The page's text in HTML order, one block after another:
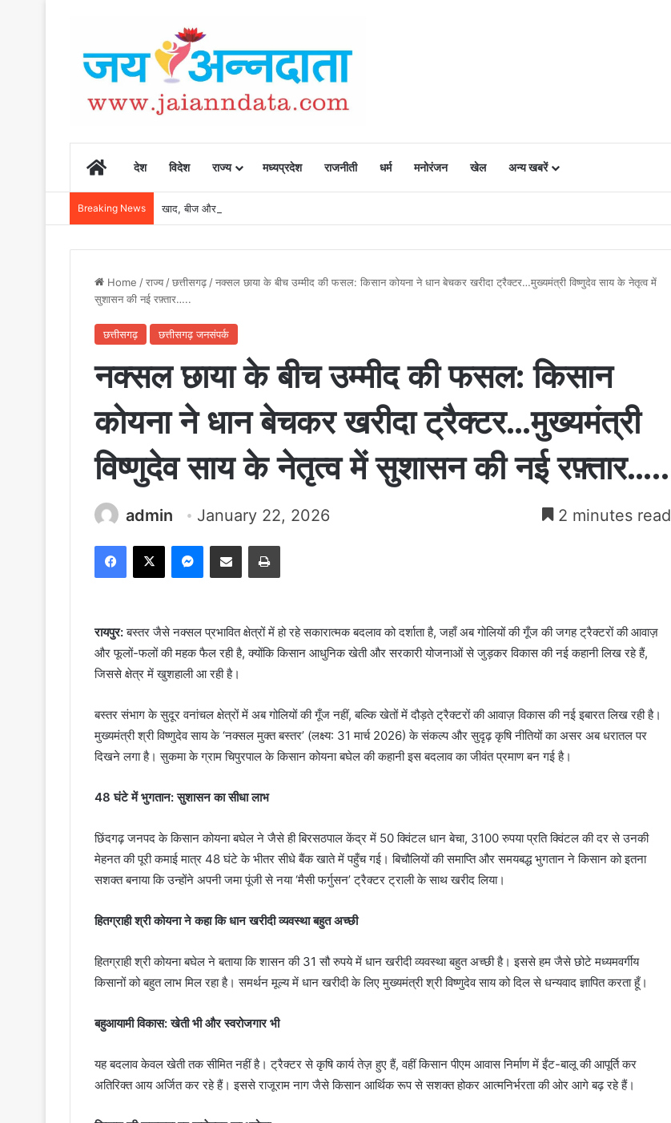
Homeदेश विदेश राज्य मध्यप्रदेश राजनीती धर्म मनोरंजन खेल अन्य खबरें
Breaking News खाद, बीज और उर्वरकों की समय पर उपलब्धता से किसानों में उत्साह, नैनो डीएपी और नैनो यूरिया बने किसानों के भरोसेमंद कृषि साथी…..
Home /राज्य/छत्तीसगढ़/नक्सल छाया के बीच उम्मीद की फसल: किसान कोयना ने धान बेचकर खरीदा ट्रैक्टर…मुख्यमंत्री विष्णुदेव साय के नेतृत्व में
सुशासन की नई रफ़्तार…..
छत्तीसगढ़ छत्तीसगढ़ जनसंपर्क
नक्सल छाया के बीच उम्मीद की फसल: किसान
कोयना ने धान बेचकर खरीदा ट्रैक्टर…मुख्यमंत्री
विष्णुदेव साय के नेतृत्व में सुशासन की नई रफ़्तार…..
admin January 22, 2026 2 minutes read
Facebook
X Messenger
Share via Email Print
रायपुर:बस्तर जैसे नक्सल प्रभावित क्षेत्रों में हो रहे सकारात्मक बदलाव को दर्शाता है, जहाँ अब गोलियों की गूँज की जगह ट्रैक्टरों की आवाज़
और फूलों-फलों की महक फैल रही है, क्योंकि किसान आधुनिक खेती और सरकारी योजनाओं से जुड़कर विकास की नई कहानी लिख रहे हैं,
जिससे क्षेत्र में खुशहाली आ रही है।
बस्तर संभाग के सुदूर वनांचल क्षेत्रों में अब गोलियों की गूँज नहीं, बल्कि खेतों में दौड़ते ट्रैक्टरों की आवाज़ विकास की नई इबारत लिख रही है।
मुख्यमंत्री श्री विष्णुदेव साय के ‘नक्सल मुक्त बस्तर’ (लक्ष्य: 31 मार्च 2026) के संकल्प और सुदृढ़ कृषि नीतियों का असर अब धरातल पर
दिखने लगा है। सुकमा के ग्राम चिपुरपाल के किसान कोयना बघेल की कहानी इस बदलाव का जीवंत प्रमाण बन गई है।
48 घंटे में भुगतान: सुशासन का सीधा लाभ
छिंदगढ़ जनपद के किसान कोयना बघेल ने जैसे ही बिरसठपाल केंद्र में 50 क्विंटल धान बेचा, 3100 रुपया प्रति क्विंटल की दर से उनकी
मेहनत की पूरी कमाई मात्र 48 घंटे के भीतर सीधे बैंक खाते में पहुँच गई। बिचौलियों की समाप्ति और समयबद्ध भुगतान ने किसान को इतना
सशक्त बनाया कि उन्होंने अपनी जमा पूंजी से नया ‘मैसी फर्गुसन’ ट्रैक्टर ट्राली के साथ खरीद लिया।
हितग्राही श्री कोयना ने कहा कि धान खरीदी व्यवस्था बहुत अच्छी
हितग्राही श्री कोयना बघेल ने बताया कि शासन की 31 सौ रुपये में धान खरीदी व्यवस्था बहुत अच्छी है। इससे हम जैसे छोटे मध्यमवर्गीय
किसानों को बहुत लाभ मिल रहा है। समर्थन मूल्य में धान खरीदी के लिए मुख्यमंत्री श्री विष्णुदेव साय को दिल से धन्यवाद ज्ञापित करता हूँ।
बहुआयामी विकास: खेती भी और स्वरोजगार भी
यह बदलाव केवल खेती तक सीमित नहीं है। ट्रैक्टर से कृषि कार्य तेज़ हुए हैं, वहीं किसान पीएम आवास निर्माण में ईंट-बालू की आपूर्ति कर
अतिरिक्त आय अर्जित कर रहे हैं। इससे राजूराम नाग जैसे किसान आर्थिक रूप से सशक्त होकर आत्मनिर्भरता की ओर आगे बढ़ रहे हैं।